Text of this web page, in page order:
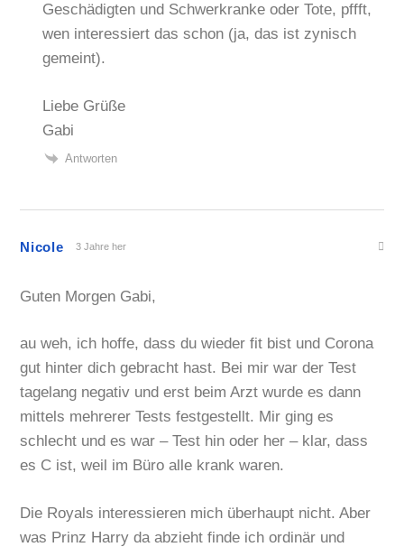
Geschädigten und Schwerkranke oder Tote, pffft,
wen interessiert das schon (ja, das ist zynisch
gemeint).
Liebe Grüße
Gabi
Antworten
Nicole 3 Jahre her
Guten Morgen Gabi,
au weh, ich hoffe, dass du wieder fit bist und Corona
gut hinter dich gebracht hast. Bei mir war der Test
tagelang negativ und erst beim Arzt wurde es dann
mittels mehrerer Tests festgestellt. Mir ging es
schlecht und es war – Test hin oder her – klar, dass
es C ist, weil im Büro alle krank waren.
Die Royals interessieren mich überhaupt nicht. Aber
was Prinz Harry da abzieht finde ich ordinär und